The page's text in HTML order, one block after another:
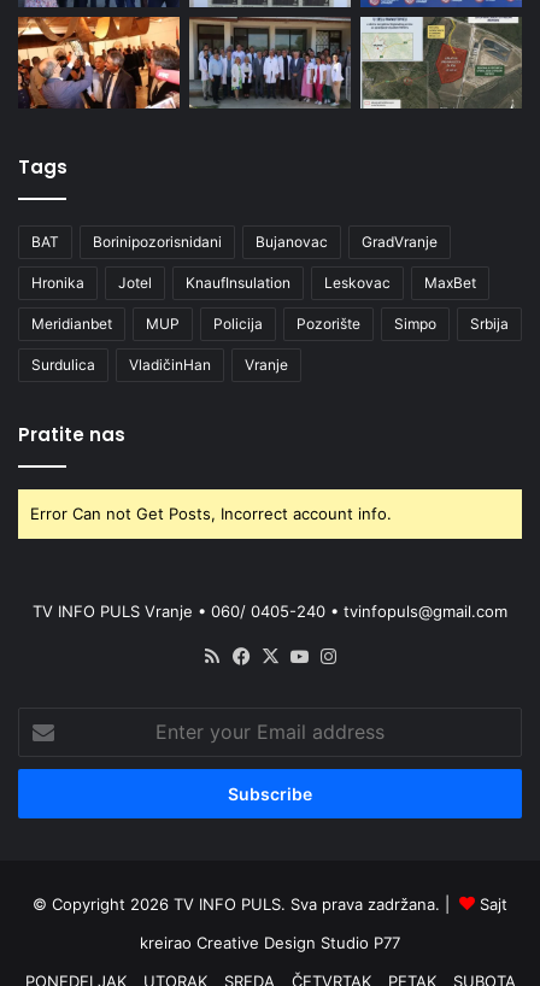
Tags
BAT Borinipozorisnidani Bujanovac GradVranje
Hronika Jotel KnaufInsulation Leskovac MaxBet
Meridianbet MUP Policija Pozorište Simpo Srbija
Surdulica VladičinHan Vranje
Pratite nas
Error Can not Get Posts, Incorrect account info.
TV INFO PULS Vranje • 060/ 0405-240 • tvinfopuls@gmail.com
RSS Facebook
X YouTube
your
Email
© Copyright 2026 TV INFO PULS. Sva prava zadržana. |
Sajt
kreirao Creative Design Studio P77
PONEDELJAK
UTORAK SREDA ČETVRTAK PETAK SUBOTA